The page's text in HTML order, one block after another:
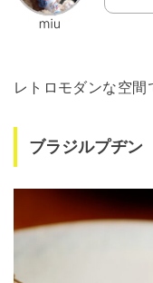
レトロモダンな空
ブラジルプヂン